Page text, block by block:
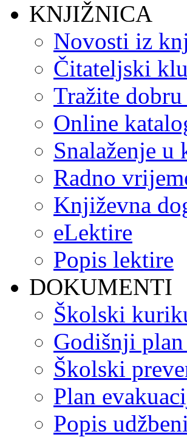
KNJIŽNICA
Novosti iz
Čitateljski
Tražite
Online
Snalaženje
Radno
Književna
eLektire
Popis lektire
DOKUMENTI
Školski
Godišnji
Školski
Plan
Popis